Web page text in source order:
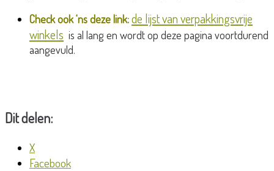
Check ook ‘ns deze link:de lijst van verpakkingsvrije
winkels is al lang en wordt op deze pagina voortdurend
aangevuld.
Dit delen:
X
Facebook